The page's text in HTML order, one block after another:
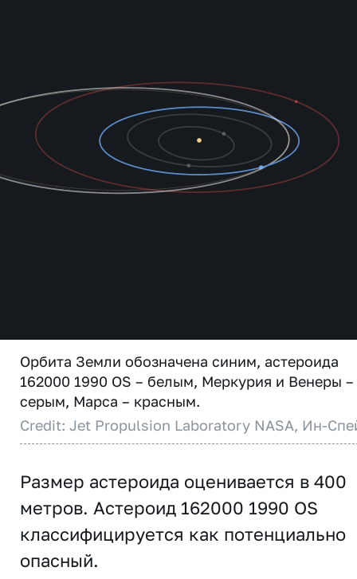
Орбита Земли обозначена синим, астероида
162000 1990 OS – белым, Меркурия и Венеры –
серым, Марса – красным.
Credit: Jet Propulsion Laboratory NASA, Ин-
Размер астероида оценивается в 400
метров. Астероид 162000 1990 OS
классифицируется как потенциально
опасный.